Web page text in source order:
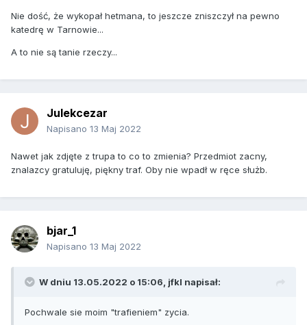
Nie dość, że wykopał hetmana, to jeszcze zniszczył na pewno
katedrę w Tarnowie...
A to nie są tanie rzeczy...
Julekcezar
Napisano 13 Maj 2022
Nawet jak zdjęte z trupa to co to zmienia? Przedmiot zacny,
znalazcy gratuluję, piękny traf. Oby nie wpadł w ręce służb.
bjar_1
Napisano 13 Maj 2022
W dniu 13.05.2022 o 15:06, jfkl napisał:
Pochwale sie moim "trafieniem" zycia.